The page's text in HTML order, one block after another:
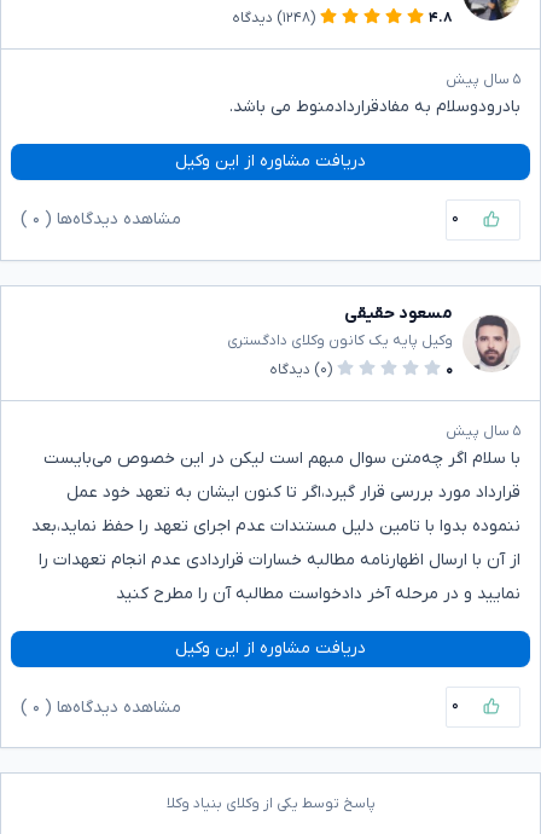
۴.۸
(۱۲۴۸) دیدگاه
۵ سال پیش
بادرودوسلام به مفادقراردادمنوط می باشد.
دریافت مشاوره از این وکیل
۰ مشاهده دیدگاه‌ها ( ۰
مسعود حقیقی
وکیل پایه یک کانون وکلای دادگستری
۰
(۰) دیدگاه
۵ سال پیش
با سلام اگر چه‌متن سوال مبهم است لیکن در این خصوص می‌بایست
قرارداد مورد بررسی قرار گیرد،اگر تا کنون ایشان به تعهد خود عمل
ننموده بدوا با تامین دلیل مستندات عدم اجرای تعهد را حفظ نماید،بعد
از آن با ارسال اظهارنامه مطالبه خسارات قراردادی عدم انجام تعهدات را
نمایید و در مرحله آخر دادخواست مطالبه آن را مطرح کنید
دریافت مشاوره از این وکیل
۰ مشاهده دیدگاه‌ها ( ۰
پاسخ توسط یکی از وکلای بنیاد وکلا